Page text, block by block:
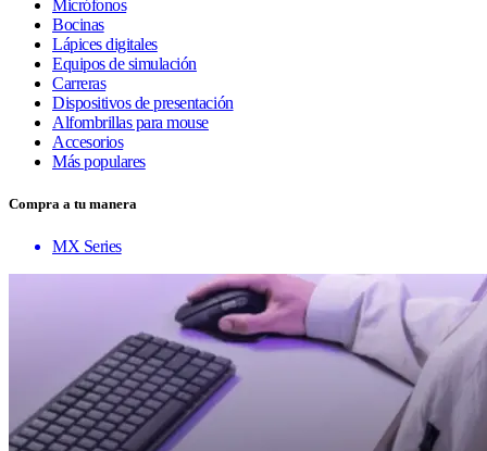
Micrófonos
Bocinas
Lápices digitales
Equipos de simulación
Carreras
Dispositivos de presentación
Alfombrillas para mouse
Accesorios
Más populares
Compra a tu manera
MX Series